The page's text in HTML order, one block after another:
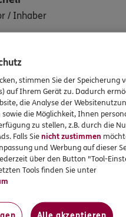
/ Inhaber
0
stimmen Sie der Speicherung
auf Ihrem Gerät zu. Dadurch
die Analyse der
die Möglichkeit, Ihnen
zu stellen, z.B. durch die
Falls Sienicht zustimmen
und Werbung auf dieser
über den Button "Tool-
Tools finden Sie unter